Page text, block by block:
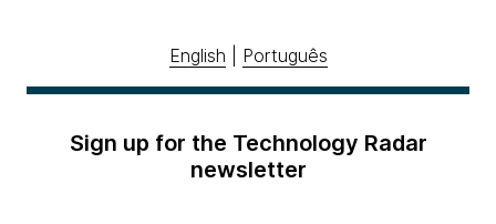
English Português
Sign up for the Technology Radar
newsletter